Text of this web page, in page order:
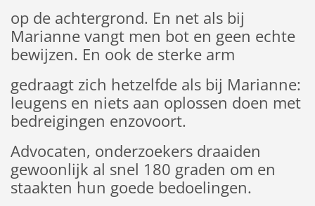
op de achtergrond. En net als bij
Marianne vangt men bot en geen echte
bewijzen. En ook de sterke arm
gedraagt zich hetzelfde als bij Marianne:
leugens en niets aan oplossen doen met
bedreigingen enzovoort.
Advocaten, onderzoekers draaiden
gewoonlijk al snel 180 graden om en
staakten hun goede bedoelingen.